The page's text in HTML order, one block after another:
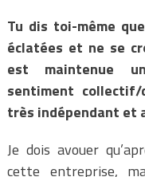
Tu dis toi-même
éclatées et ne se
est maintenue
sentiment collectif/
très indépendant et
Je dois avouer
cette entreprise,